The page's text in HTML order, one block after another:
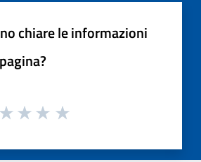
chiare le informazioni